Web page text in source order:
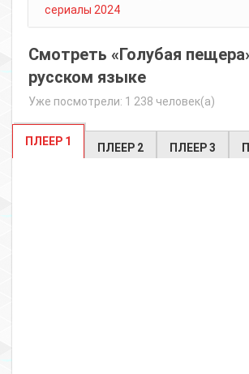
сериалы 2024
Смотреть «Голубая
русском языке
Уже посмотрели: 1 238 человек(а)
ПЛЕЕР 1 ПЛЕЕР 2 ПЛЕЕР 3